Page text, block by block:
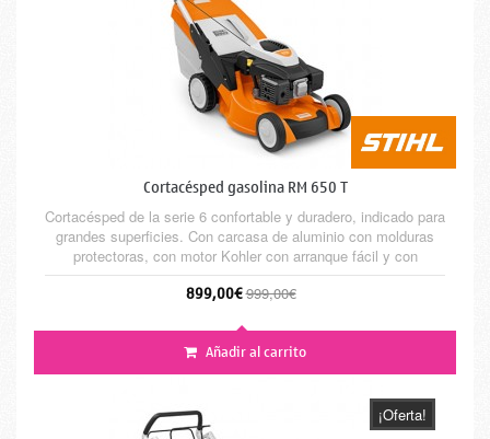
Cortacésped gasolina RM 650 T
Cortacésped de la serie 6 confortable y duradero, indicado para
grandes superficies. Con carcasa de aluminio con molduras
protectoras, con motor Kohler con arranque fácil y con
rodamiento sellado para mayor vida útil. Con mono manillar de
serie, facilita la extracción del recogedor de 70 litros.
899,00€999,00€
Añadir al carrito
¡Oferta!